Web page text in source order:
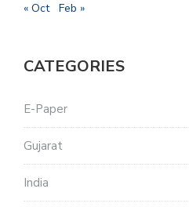
« Oct Feb »
CATEGORIES
E-Paper
Gujarat
India